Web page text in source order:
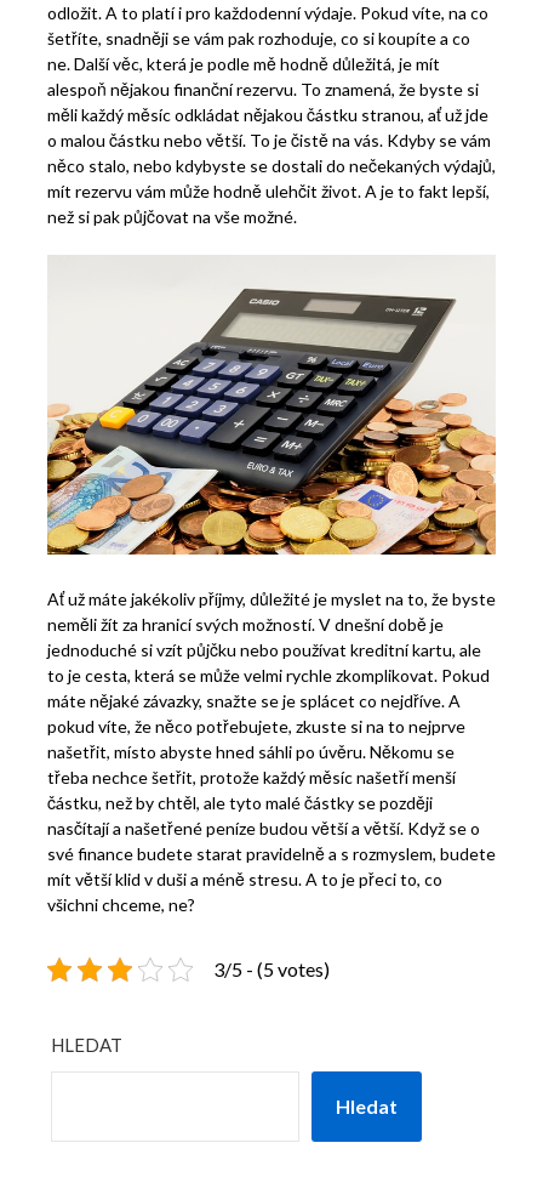
odložit. A to platí i pro každodenní výdaje. Pokud víte, na co
šetříte, snadněji se vám pak rozhoduje, co si koupíte a co
ne. Další věc, která je podle mě hodně důležitá, je mít
alespoň nějakou finanční rezervu. To znamená, že byste si
měli každý měsíc odkládat nějakou částku stranou, ať už jde
o malou částku nebo větší. To je čistě na vás. Kdyby se vám
něco stalo, nebo kdybyste se dostali do nečekaných výdajů,
mít rezervu vám může hodně ulehčit život. A je to fakt lepší,
než si pak půjčovat na vše možné.
Ať už máte jakékoliv příjmy, důležité je myslet na to, že byste
neměli žít za hranicí svých možností. V dnešní době je
jednoduché si vzít půjčku nebo používat kreditní kartu, ale
to je cesta, která se může velmi rychle zkomplikovat. Pokud
máte nějaké závazky, snažte se je splácet co nejdříve. A
pokud víte, že něco potřebujete, zkuste si na to nejprve
našetřit, místo abyste hned sáhli po úvěru. Někomu se
třeba nechce šetřit, protože každý měsíc našetří menší
částku, než by chtěl, ale tyto malé částky se později
nasčítají a našetřené peníze budou větší a větší. Když se o
své finance budete starat pravidelně a s rozmyslem, budete
mít větší klid v duši a méně stresu. A to je přeci to, co
všichni chceme, ne?
3/5 - (5 votes)
HLEDAT
Hledat